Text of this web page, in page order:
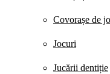
Covorașe de
Jocuri
Jucării dentiție